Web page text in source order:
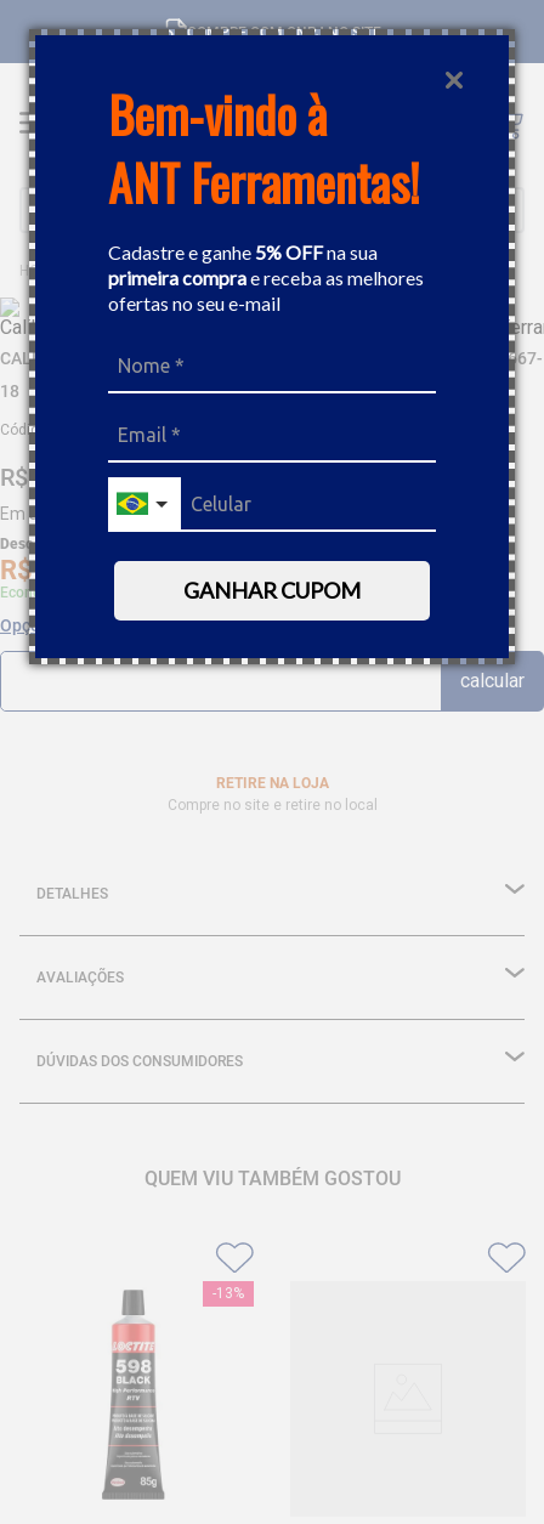
Bem-vindo à
ANT Ferramentas!
Cadastre e ganhe5% OFFna sua
primeira comprae receba as melhores
ofertas no seu e-mail
GANHAR CUPOM
COMPRE COM CNPJ NO SITE
Buscar
MEDIÇÃO CALIBRADOR DE FOLGA EM LÂMINA 12 X 1/2" - 0,018" STARRETT 667-18
CALIBRADOR DE FOLGA EM LÂMINA 12 X 1/2" - 0,018" STARRETT 667-
18
Código
R$ 66
Em até 11,02sem juros
Desc. de
R$
Economize 5% à vista com Boleto, PIX
Opções de parcelamento
RETIRE NA LOJA
Compre no site e retire no local
DETALHES
AVALIAÇÕES
DÚVIDAS DOS CONSUMIDORES
QUEM VIU TAMBÉM GOSTOU
-13%